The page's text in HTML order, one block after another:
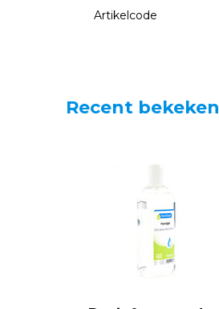
Artikelcode
Recent bekeken